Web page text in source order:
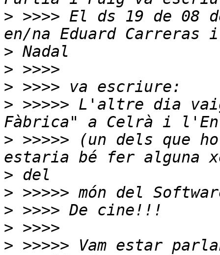
> >>>> El ds 19 de 08
>
>
>
> >>>>> L'altre dia
> >>>>> (un dels que
>
>
>
>
> >>>>> Vam estar